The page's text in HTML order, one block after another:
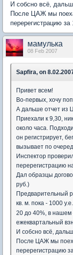
И собсно всё,
После ЦАЖ мы
перерегистрацию за
мамулька
08 Feb 2007
Sapfira, on
Привет всем!
Во-первых, хочу
А дальше отчет из
Приехали к 9,30,
около часа.
он регистрирует,
вызывает по
Инспектор
перерегистрацию
Дал образцы
руб.)
Предварительный
кв. м. пока - 1000
20 до 40%, в нашем
ежеквартальный
И собсно всё,
После ЦАЖ мы
перерегистрацию